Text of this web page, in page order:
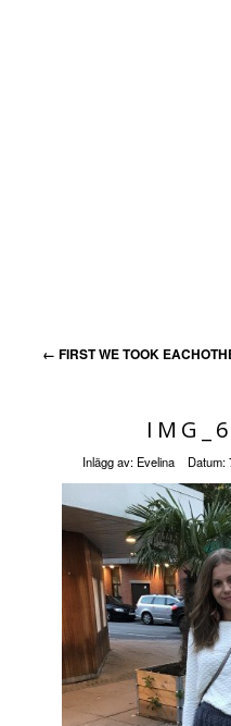
← FIRST WE TOOK
Inlägg av: Evelina Datum: